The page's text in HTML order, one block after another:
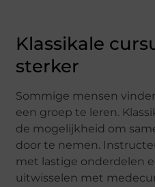
Klassikale
sterker
Sommige mensen
een groep te leren.
de mogelijkheid om
door te nemen.
met lastige onderdelen
uitwisselen met